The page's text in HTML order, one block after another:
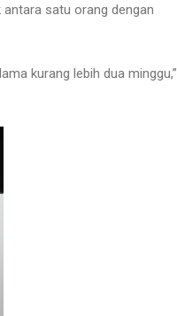
satu orang dengan
kurang lebih dua minggu,”